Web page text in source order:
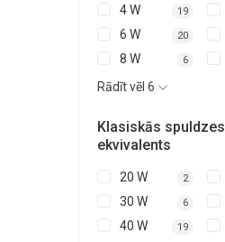
4 W 19
6 W 20
8 W 6
Rādīt vēl 6
Klasiskās spuldzes
ekvivalents
20 W 2
30 W 6
40 W 19